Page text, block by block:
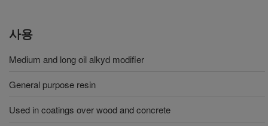
사용
Medium and long oil alkyd modifier
General purpose resin
Used in coatings over wood and concrete